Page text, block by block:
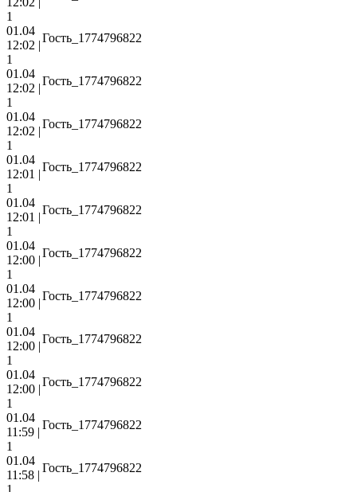
1
01.04
12:02 |
Гость_1774796822
1
01.04
12:02 |
Гость_1774796822
1
01.04
12:02 |
Гость_1774796822
1
01.04
12:01 |
Гость_1774796822
1
01.04
12:01 |
Гость_1774796822
1
01.04
12:00 |
Гость_1774796822
1
01.04
12:00 |
Гость_1774796822
1
01.04
12:00 |
Гость_1774796822
1
01.04
12:00 |
Гость_1774796822
1
01.04
11:59 |
Гость_1774796822
1
01.04
11:58 |
Гость_1774796822
1